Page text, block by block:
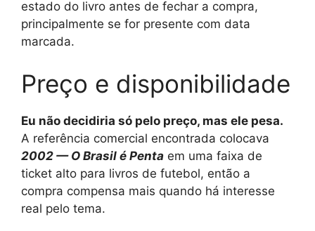
estado do livro antes de fechar a compra,
principalmente se for presente com data
marcada.
Preço e disponibilidade
Eu não decidiria só pelo preço, mas ele pesa.
A referência comercial encontrada colocava
2002 — O Brasil é Penta em uma faixa de
ticket alto para livros de futebol, então a
compra compensa mais quando há interesse
real pelo tema.